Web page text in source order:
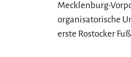
Mecklenburg-
organisatorische
erste Rostocker